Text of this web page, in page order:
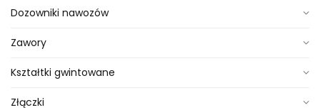
Dozowniki nawozów
Zawory
Kształtki gwintowane
Złączki